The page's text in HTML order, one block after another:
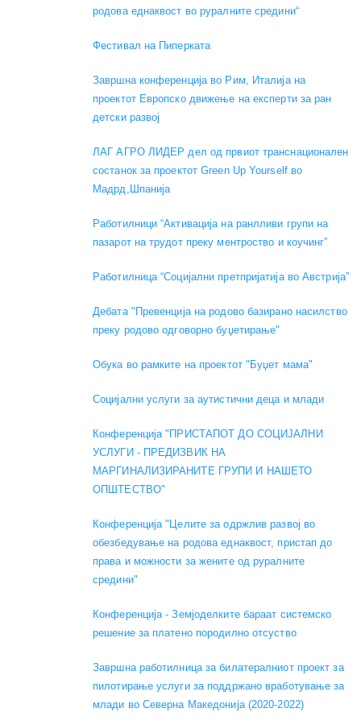
родова еднаквост во руралните средини“
Фестивал на Пиперката
Завршна конференција во Рим, Италија на
проектот Европско движење на експерти за ран
детски развој
ЛАГ АГРО ЛИДЕР дел од првиот транснационален
состанок за проектот Green Up Yourself во
Мадрд,Шпанија
Работилници “Активација на ранлливи групи на
пазарот на трудот преку ментроство и коучинг”
Работилница “Социјални претпријатија во Австрија”
Дебата "Превенција на родово базирано насилство
преку родово одговорно буџетирање"
Обука во рамките на проектот "Буџет мама"
Социјални услуги за аутистични деца и млади
Конференција "ПРИСТАПОТ ДО СОЦИЈАЛНИ
УСЛУГИ - ПРЕДИЗВИК НА
МАРГИНАЛИЗИРАНИТЕ ГРУПИ И НАШЕТО
ОПШТЕСТВО"
Конференција "Целите за одржлив развој во
обезбедување на родова еднаквост, пристап до
права и можности за жените од руралните
средини"
Конференција - Земјоделките бараат системско
решение за платено породилно отсуство
Завршна работилница за билатералниот проект за
пилотирање услуги за поддржано вработување за
млади во Северна Македонија (2020-2022)